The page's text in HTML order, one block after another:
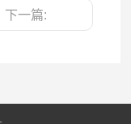
下一篇: